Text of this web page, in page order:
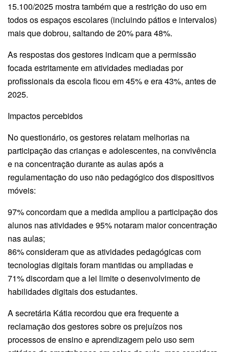
15.100/2025 mostra também que a restrição do uso em
todos os espaços escolares (incluindo pátios e intervalos)
mais que dobrou, saltando de 20% para 48%.
As respostas dos gestores indicam que a permissão
focada estritamente em atividades mediadas por
profissionais da escola ficou em 45% e era 43%, antes de
2025.
Impactos percebidos
No questionário, os gestores relatam melhorias na
participação das crianças e adolescentes, na convivência
e na concentração durante as aulas após a
regulamentação do uso não pedagógi­co dos dispositivos
móveis:
97% concordam que a medida ampliou a participação dos
alunos nas atividades e 95% notaram maior concentração
nas aulas;
86% consideram que as atividades pedagógicas com
tecnologias digitais foram mantidas ou ampliadas e
71% discordam que a lei limite o desenvolvimento de
habilidades digitais dos estudantes.
A secretária Kátia recordou que era frequente a
reclamação dos gestores sobre os prejuízos nos
processos de ensino e aprendizagem pelo uso sem